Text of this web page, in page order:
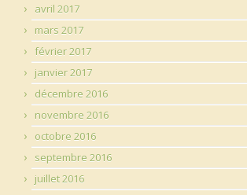
avril 2017
mars 2017
février 2017
janvier 2017
décembre 2016
novembre 2016
octobre 2016
septembre 2016
juillet 2016